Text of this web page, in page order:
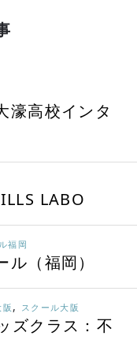
濠高校インタ
LABO
福岡
（福岡）
, スクール大阪
ズクラス：不